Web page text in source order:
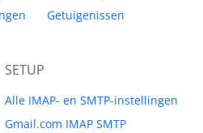
Getuigenissen
SETUP
Alle IMAP- en SMTP-instellingen
Gmail.com IMAP SMTP